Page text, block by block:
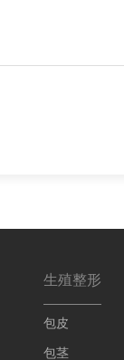
生殖整形
包皮
包茎